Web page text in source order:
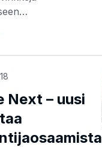
Next – uusi